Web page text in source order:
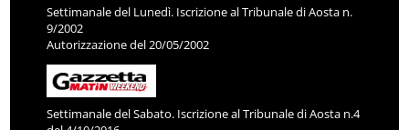
Settimanale del Lunedì. Iscrizione al Tribunale di Aosta n.
9/2002
Autorizzazione del 20/05/2002
Settimanale del Sabato. Iscrizione al Tribunale di Aosta n.4